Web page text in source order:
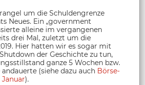
um die Schuldengrenze
Neues. Ein „government
alleine im vergangenen
drei Mal, zuletzt um die
Hier hatten wir es sogar mit
der Geschichte zu tun,
ganze 5 Wochen bzw.
(siehe dazu auch Börse-
).